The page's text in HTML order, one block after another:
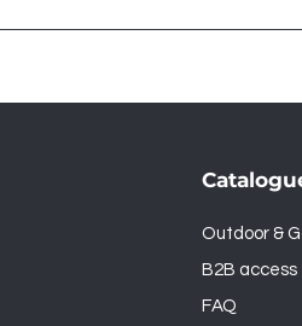
Outdoor &
B2B access
FAQ